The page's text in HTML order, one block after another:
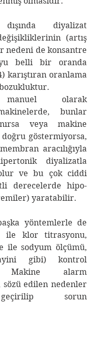
diyalizat
(artış
nedeni de konsantre
belli bir oranda
karıştıran oranlama
olarak
bunlar
veya makine
göstermiyorsa,
aracılığıyla
diyalizatla
ve bu çok ciddi
derecelerde hipo-
yaratabilir.
yöntemlerle de
ile klor titrasyonu,
ile sodyum ölçümü,
gibi) kontrol
Makine alarm
edilen nedenler
sorun